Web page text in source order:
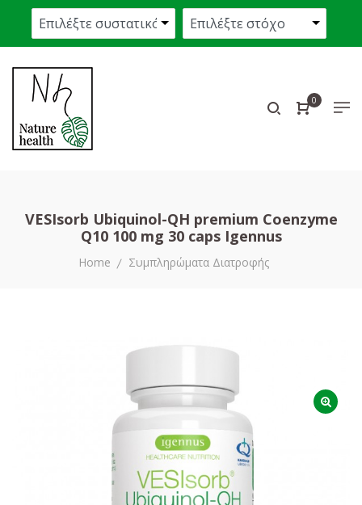
0
VESIsorb Ubiquinol-QH premium Coenzyme
Q10 100 mg 30 caps Igennus
Home Συμπληρώματα Διατροφής